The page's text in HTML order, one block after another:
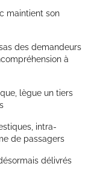
maintient son
des demandeurs
à
lègue un tiers
intra-
de passagers
délivrés